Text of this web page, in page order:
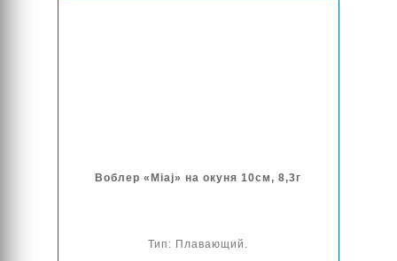
Воблер «Miaj» на окуня 10cм, 8,3г
Тип: Плавающий.